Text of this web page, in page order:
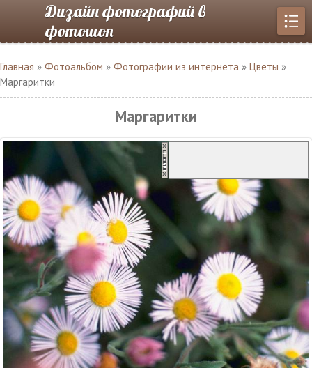
Дизайн фотографий в
фотошоп
Главная » Фотоальбом » Фотографии из интернета » Цветы »
Маргаритки
Маргаритки